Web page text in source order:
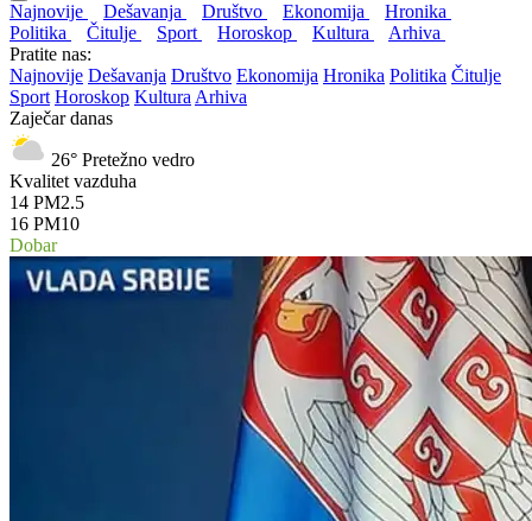
Najnovije Dešavanja Društvo Ekonomija
Hronika
Politika
Čitulje Sport Horoskop Kultura
Arhiva
Pratite nas:
Najnovije Dešavanja Društvo Ekonomija Hronika Politika Čitulje
Sport Horoskop Kultura Arhiva
Zaječar danas
26° Pretežno vedro
Kvalitet vazduha
14 PM2.5
16 PM10
Dobar